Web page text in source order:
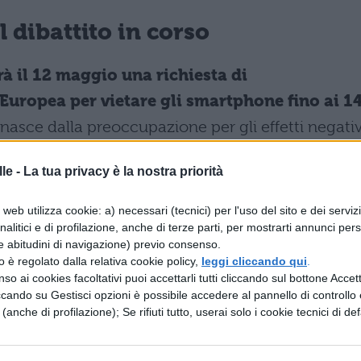
- La tua privacy è la nostra priorità
utilizza cookie: a) necessari (tecnici) per l'uso del sito e dei
e di profilazione, anche di terze parti, per mostrarti annunci
abitudini di navigazione) previo consenso.
è regolato dalla relativa cookie policy, leggi cliccando qui
ai cookies facoltativi puoi accettarli tutti cliccando sul bottone
su Gestisci opzioni è possibile accedere al pannello di controllo
di profilazione); Se rifiuti tutto, userai solo i cookie tecnici di
dibattito in corso
il 12 maggio una richiesta di
per vietare gli smartphone fino ai
dalla preoccupazione per gli effetti
alle superiori rimane aperto, Valditara
già buone soluzioni, come gli armadietti
segue l’esempio della Francia, dove i
con la Commissione Europea che valuta